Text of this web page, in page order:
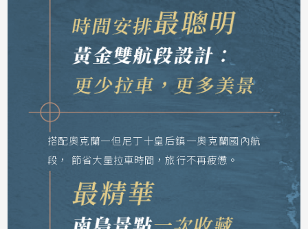
搭配奧克蘭一但尼丁十皇后鎮一奧克蘭國內航
段，
節省大量拉車時間，旅行不再疲憊。